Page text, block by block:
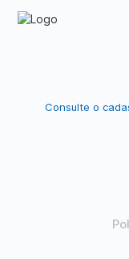
Consulte o